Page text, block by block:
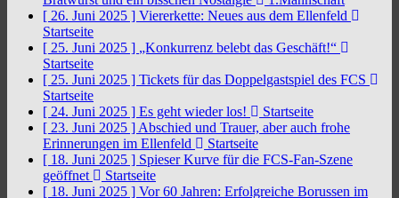
[ 26. Juni 2025 ] Viererkette: Neues aus dem Ellenfeld
Startseite
[ 25. Juni 2025 ] „Konkurrenz belebt das Geschäft!“
Startseite
[ 25. Juni 2025 ] Tickets für das Doppelgastspiel des FCS
Startseite
[ 24. Juni 2025 ] Es geht wieder los!
Startseite
[ 23. Juni 2025 ] Abschied und Trauer, aber auch frohe
Erinnerungen im Ellenfeld
Startseite
[ 18. Juni 2025 ] Spieser Kurve für die FCS-Fan-Szene
geöffnet
Startseite
[ 18. Juni 2025 ] Vor 60 Jahren: Erfolgreiche Borussen im